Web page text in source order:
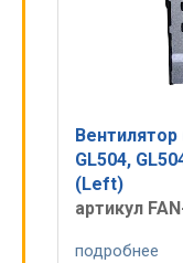
Вентилятор
GL504,
(Left)
артикул
подробнее